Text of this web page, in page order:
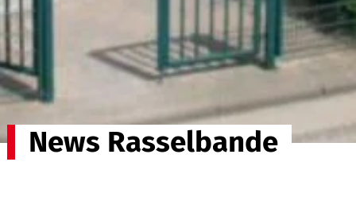
News Rasselbande